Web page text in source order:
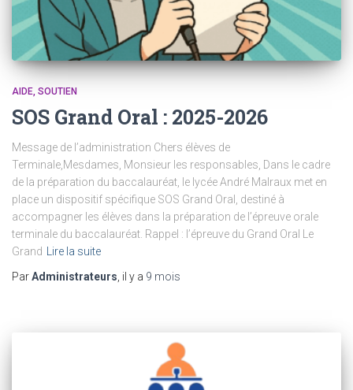
AIDE, SOUTIEN
SOS Grand Oral : 2025-2026
Message de l’administration Chers élèves de
Terminale,Mesdames, Monsieur les responsables, Dans le cadre
de la préparation du baccalauréat, le lycée André Malraux met en
place un dispositif spécifique SOS Grand Oral, destiné à
accompagner les élèves dans la préparation de l’épreuve orale
terminale du baccalauréat. Rappel : l’épreuve du Grand Oral Le
Grand
Lire la suite
ParAdministrateurs , il y a 9 mois